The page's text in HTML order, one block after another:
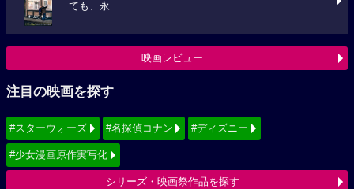
ても、永...
映画レビュー
注目の映画を探す
#スターウォーズ #名探偵コナン #ディズニー
#少女漫画原作実写化
シリーズ・映画祭作品を探す